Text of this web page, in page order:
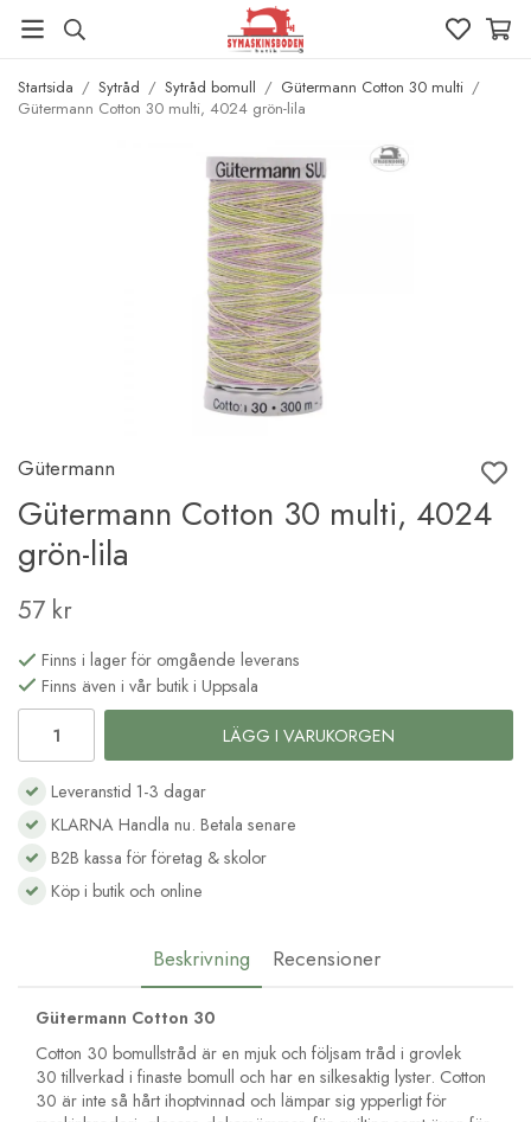
Startsida / Sytråd / Sytråd bomull / Gütermann Cotton 30 multi /
Gütermann Cotton 30 multi, 4024 grön-lila
Gütermann
Gütermann Cotton 30 multi, 4024
grön-lila
57 kr
Finns i lager för omgående leverans
Finns även i vår butik i Uppsala
LÄGG I VARUKORGEN
Leveranstid 1-3 dagar
KLARNA Handla nu. Betala senare
B2B kassa för företag & skolor
Köp i butik och online
Beskrivning Recensioner
Gütermann Cotton 30
Cotton 30 bomullstråd är en mjuk och följsam tråd i grovlek
30 tillverkad i finaste bomull och har en silkesaktig lyster. Cotton
30 är inte så hårt ihoptvinnad och lämpar sig ypperligt för